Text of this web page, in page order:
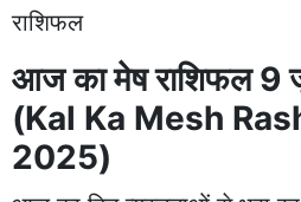
राशिफल
आज का मेष राशिफल 9
(Kal Ka Mesh
2025)